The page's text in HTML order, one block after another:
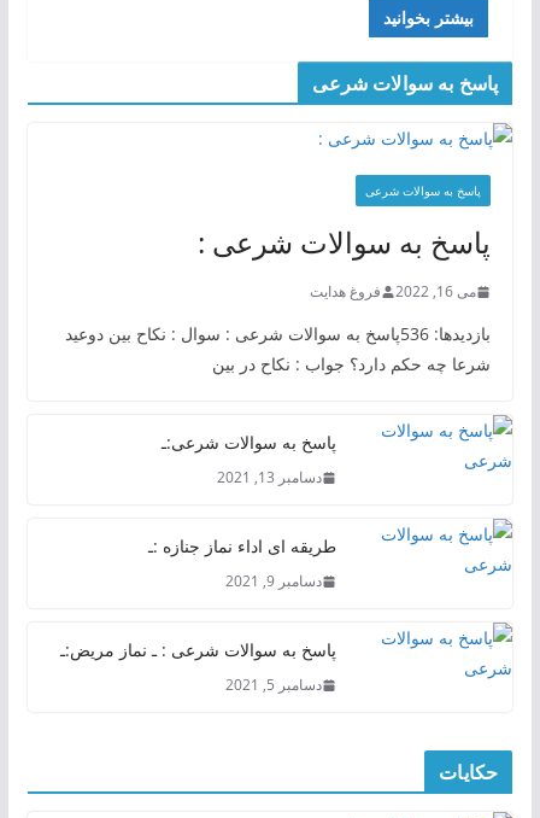
بیشتر بخوانید
پاسخ به سوالات شرعی
پاسخ به سوالات شرعی
پاسخ به سوالات شرعی :
می 16, 2022 فروغ هدایت
بازدیدها: 536پاسخ به سوالات شرعی : سوال : نکاح بین دوعید
شرعا چه حکم دارد؟ جواب : نکاح در بین
پاسخ به سوالات شرعی:ـ
دسامبر 13, 2021
طریقه ای اداء نماز جنازه :ـ
دسامبر 9, 2021
پاسخ به سوالات شرعی : ـ نماز مریض:ـ
دسامبر 5, 2021
حکایات